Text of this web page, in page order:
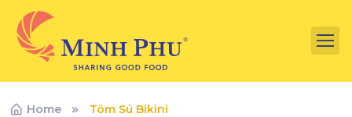
Home Tôm Sú Bikini